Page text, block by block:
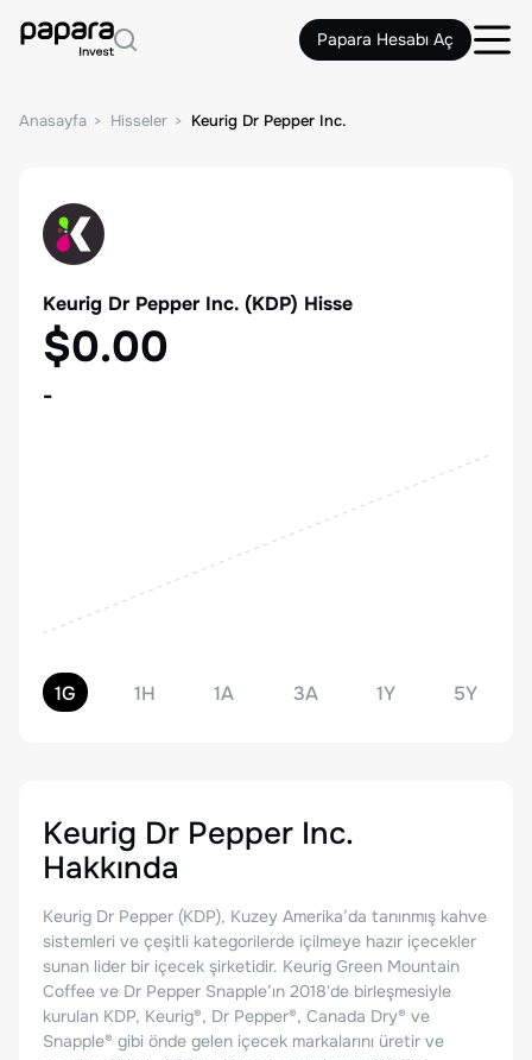
Papara Hesabı Aç
Anasayfa Hisseler Keurig Dr Pepper Inc.
Keurig Dr Pepper Inc. (KDP) Hisse
$0.00
-
1G 1H 1A 3A 1Y 5Y
Keurig Dr Pepper Inc.
Hakkında
Keurig Dr Pepper (KDP), Kuzey Amerika’da tanınmış kahve
sistemleri ve çeşitli kategorilerde içilmeye hazır içecekler
sunan lider bir içecek şirketidir. Keurig Green Mountain
Coffee ve Dr Pepper Snapple’ın 2018'de birleşmesiyle
kurulan KDP, Keurig®, Dr Pepper®, Canada Dry® ve
Snapple® gibi önde gelen içecek markalarını üretir ve